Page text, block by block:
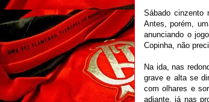
Sábado cinzento
Antes, porém,
anunciando o
Copinha, não
Na ida, nas
grave e alta se
com olhares e
adiante, já nas